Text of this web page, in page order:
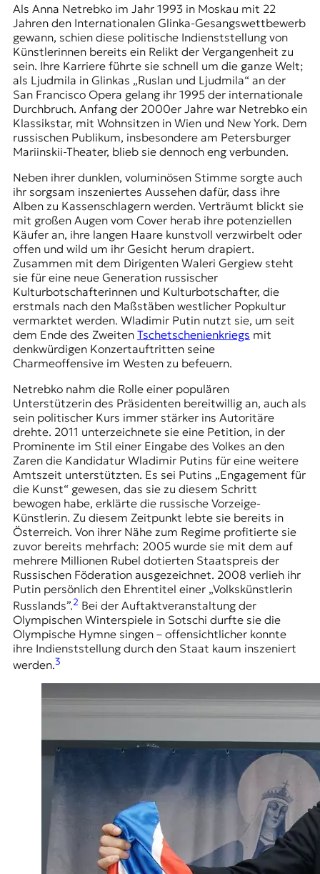
Als Anna Netrebko im Jahr 1993 in Moskau mit 22
Jahren den Internationalen Glinka-Gesangswettbewerb
gewann, schien diese politische Indienststellung von
Künstlerinnen bereits ein Relikt der Vergangenheit zu
sein. Ihre Karriere führte sie schnell um die ganze Welt;
als Ljudmila in Glinkas „Ruslan und Ljudmila“ an der
San Francisco Opera gelang ihr 1995 der internationale
Durchbruch. Anfang der 2000er Jahre war Netrebko ein
Klassikstar, mit Wohnsitzen in Wien und New York. Dem
russischen Publikum, insbesondere am Petersburger
Mariinskii-Theater, blieb sie dennoch eng verbunden.
Neben ihrer dunklen, voluminösen Stimme sorgte auch
ihr sorgsam inszeniertes Aussehen dafür, dass ihre
Alben zu Kassenschlagern werden. Verträumt blickt sie
mit großen Augen vom Cover herab ihre potenziellen
Käufer an, ihre langen Haare kunstvoll verzwirbelt oder
offen und wild um ihr Gesicht herum drapiert.
Zusammen mit dem Dirigenten Waleri Gergiewsteht
sie für eine neue Generation russischer
Kulturbotschafterinnen und Kulturbotschafter, die
erstmals nach den Maßstäben westlicher Popkultur
vermarktet werden. Wladimir Putin nutzt sie, um seit
dem Ende des Zweiten Tschetschenienkriegs mit
denkwürdigen Konzertauftritten seine
Charmeoffensive im Westen zu befeuern.
Netrebko nahm die Rolle einer populären
Unterstützerin des Präsidenten bereitwillig an, auch als
sein politischer Kurs immer stärker ins Autoritäre
drehte. 2011 unterzeichnete sie eine Petition, in der
Prominente im Stil einer Eingabe des Volkes an den
Zaren die Kandidatur Wladimir Putins für eine weitere
Amtszeit unterstützten. Es sei Putins „Engagement für
die Kunst“ gewesen, das sie zu diesem Schritt
bewogen habe, erklärte die russische Vorzeige-
Künstlerin. Zu diesem Zeitpunkt lebte sie bereits in
Österreich. Von ihrer Nähe zum Regime profitierte sie
zuvor bereits mehrfach: 2005 wurde sie mit dem auf
mehrere Millionen Rubel dotierten Staatspreis der
Russischen Föderation ausgezeichnet. 2008 verlieh ihr
Putin persönlich den Ehrentitel einer „Volkskünstlerin
Russlands”.2 Bei der Auftaktveranstaltung der
Olympischen Winterspiele in Sotschi durfte sie die
Olympische Hymne singen – offensichtlicher konnte
ihre Indienststellung durch den Staat kaum inszeniert
werden.3